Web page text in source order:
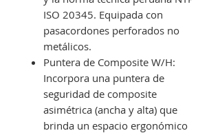
ISO 20345. Equipada con
pasacordones perforados no
metálicos.
Puntera de Composite W/H:
Incorpora una puntera de
seguridad de composite
asimétrica (ancha y alta) que
brinda un espacio ergonómico